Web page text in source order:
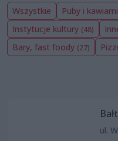
Wszystkie Puby i
Instytucje kultury (48)
Bary, fast foody (27)
ul.